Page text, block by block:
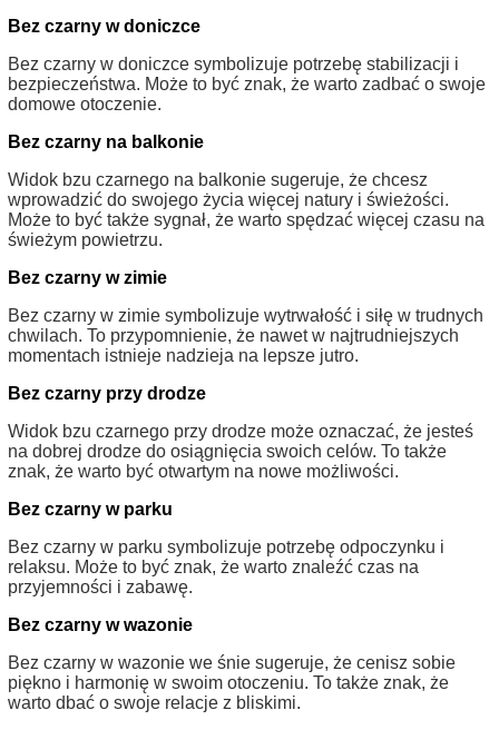
Bez czarny w doniczce
Bez czarny w doniczce symbolizuje potrzebę stabilizacji i
bezpieczeństwa. Może to być znak, że warto zadbać o swoje
domowe otoczenie.
Bez czarny na balkonie
Widok bzu czarnego na balkonie sugeruje, że chcesz
wprowadzić do swojego życia więcej natury i świeżości.
Może to być także sygnał, że warto spędzać więcej czasu na
świeżym powietrzu.
Bez czarny w zimie
Bez czarny w zimie symbolizuje wytrwałość i siłę w trudnych
chwilach. To przypomnienie, że nawet w najtrudniejszych
momentach istnieje nadzieja na lepsze jutro.
Bez czarny przy drodze
Widok bzu czarnego przy drodze może oznaczać, że jesteś
na dobrej drodze do osiągnięcia swoich celów. To także
znak, że warto być otwartym na nowe możliwości.
Bez czarny w parku
Bez czarny w parku symbolizuje potrzebę odpoczynku i
relaksu. Może to być znak, że warto znaleźć czas na
przyjemności i zabawę.
Bez czarny w wazonie
Bez czarny w wazonie we śnie sugeruje, że cenisz sobie
piękno i harmonię w swoim otoczeniu. To także znak, że
warto dbać o swoje relacje z bliskimi.